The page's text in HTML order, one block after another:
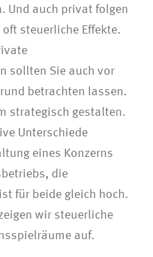
Und auch privat folgen
steuerliche Effekte.
sollten Sie auch vor
betrachten lassen.
strategisch gestalten.
Unterschiede
eines Konzerns
die
für beide gleich hoch.
wir steuerliche
auf.